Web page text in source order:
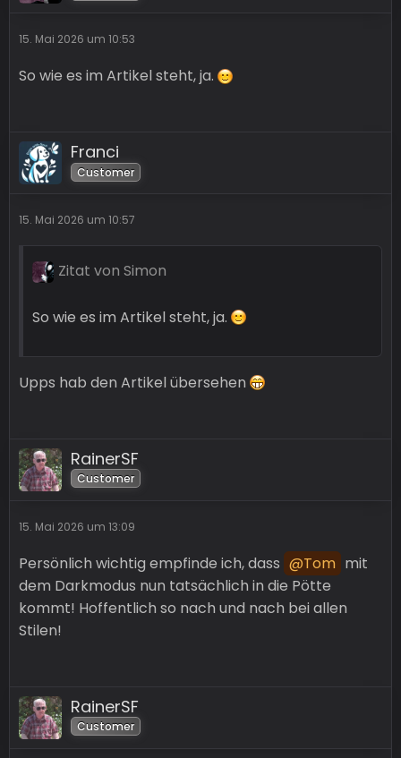
15. Mai 2026 um 10:53
So wie es im Artikel steht, ja.
Franci
Customer
15. Mai 2026 um 10:57
Zitat von Simon
So wie es im Artikel steht, ja.
Upps hab den Artikel übersehen
RainerSF
Customer
15. Mai 2026 um 13:09
Persönlich wichtig empfinde ich, dass Tom mit
dem Darkmodus nun tatsächlich in die Pötte
kommt! Hoffentlich so nach und nach bei allen
Stilen!
RainerSF
Customer